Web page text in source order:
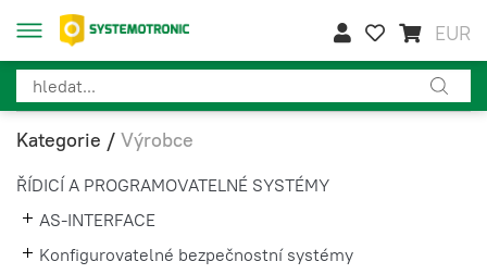
EUR
Kategorie / Výrobce
ŘÍDICÍ A PROGRAMOVATELNÉ SYSTÉMY
AS-INTERFACE
Konfigurovatelné bezpečnostní systémy